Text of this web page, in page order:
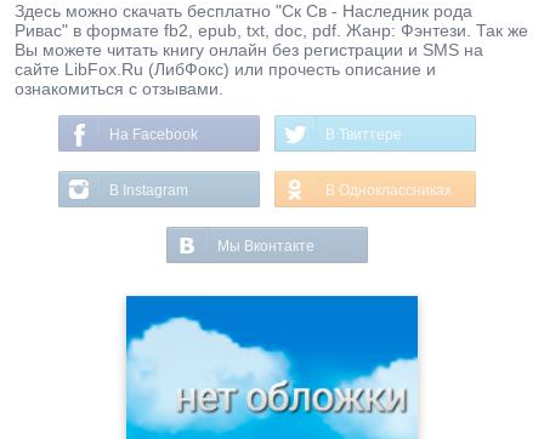
Здесь можно скачать бесплатно "Ск Св - Наследник рода
Ривас" в формате fb2, epub, txt, doc, pdf. Жанр: Фэнтези. Так же
Вы можете читать книгу онлайн без регистрации и SMS на
сайте LibFox.Ru (ЛибФокс) или прочесть описание и
ознакомиться с отзывами.
На Facebook В Твиттере
В Instagram В Одноклассниках
Мы Вконтакте